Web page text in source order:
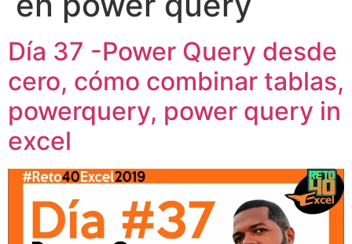
Día 37 -Power Query desde
cero, cómo combinar tablas,
powerquery, power query in
excel